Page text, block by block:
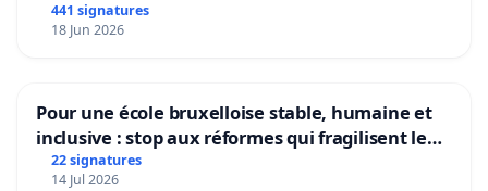
441 signatures
18 Jun 2026
Pour une école bruxelloise stable, humaine et
inclusive : stop aux réformes qui fragilisent le
primaire
22 signatures
14 Jul 2026